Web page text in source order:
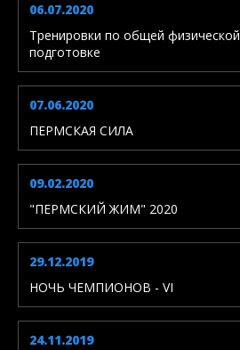
06.07.2020
Тренировки по общей физической
подготовке
07.06.2020
ПЕРМСКАЯ СИЛА
09.02.2020
"ПЕРМСКИЙ ЖИМ" 2020
29.12.2019
НОЧЬ ЧЕМПИОНОВ - VI
24.11.2019